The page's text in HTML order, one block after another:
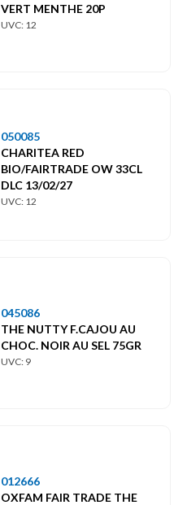
VERT MENTHE 20P
UVC: 12
050085
CHARITEA RED
BIO/FAIRTRADE OW 33CL
DLC 13/02/27
UVC: 12
045086
THE NUTTY F.CAJOU AU
CHOC. NOIR AU SEL 75GR
UVC: 9
012666
OXFAM FAIR TRADE THE